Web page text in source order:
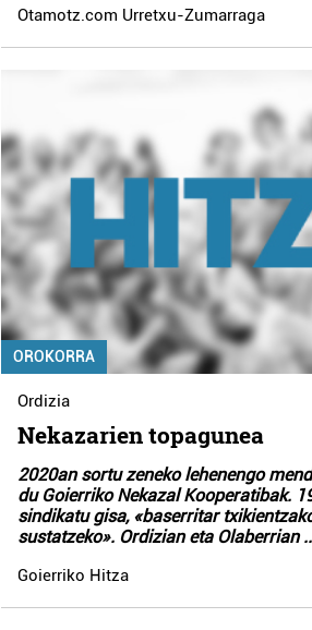
Otamotz.com Urretxu-Zumarraga
OROKORRA
Ordizia
Nekazarien topagunea
2020an sortu zeneko lehenengo
du Goierriko Nekazal Kooperatibak.
sindikatu gisa, «baserritar
sustatzeko». Ordizian eta Olaberrian
Goierriko Hitza